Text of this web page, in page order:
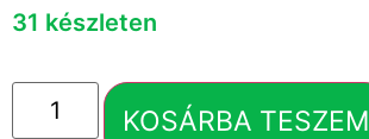
31 készleten
KOSÁRBA TESZEM